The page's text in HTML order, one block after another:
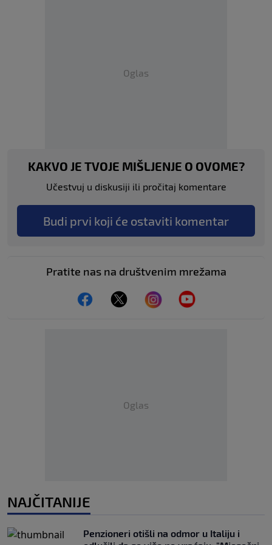
Oglas
KAKVO JE TVOJE MIŠLJENJE O OVOME?
Učestvuj u diskusiji ili pročitaj komentare
Budi prvi koji će ostaviti komentar
Pratite nas na društvenim mrežama
Oglas
NAJČITANIJE
Penzioneri otišli na odmor u Italiju i